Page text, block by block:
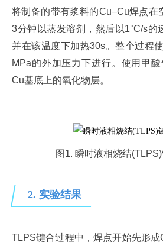
将制备的带有浆料的Cu–Cu焊点在
3分钟以蒸发溶剂，然后以1°C/s的
并在该温度下加热30s。整个过程
MPa的外加压力下进行。使用甲
Cu基底上的氧化物层。
图1. 瞬时液相烧结(TLPS)
2. 实验结果
TLPS键合过程中，焊点开始先形